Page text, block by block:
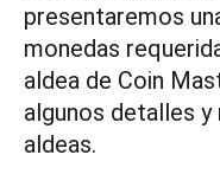
presentaremos
monedas
aldea de Coin
algunos detalles
aldeas.